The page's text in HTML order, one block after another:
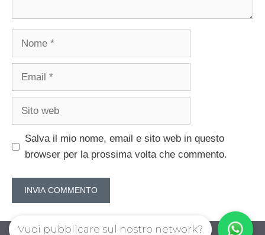
Nome
Email
Sito
Salva il mio nome, email e sito web in questo
browser per la prossima volta che commento.
Vuoi pubblicare sul nostro network?